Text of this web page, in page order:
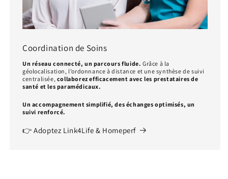
Coordination de Soins
Un réseau connecté, un parcours fluide. Grâce à la
géolocalisation, l’ordonnance à distance et une synthèse de suivi
centralisée, collaborez efficacement avec les prestataires de
santé et les paramédicaux.
Un accompagnement simplifié, des échanges optimisés, un
suivi renforcé.
👉 Adoptez Link4Life & Homeperf